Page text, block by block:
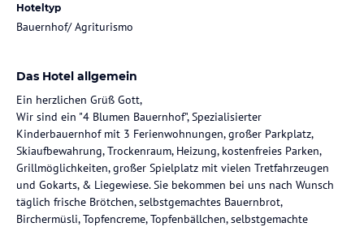
Hoteltyp
Bauernhof/ Agriturismo
Das Hotel allgemein
Ein herzlichen Grüß Gott,
Wir sind ein "4 Blumen Bauernhof", Spezialisierter
Kinderbauernhof mit 3 Ferienwohnungen, großer Parkplatz,
Skiaufbewahrung, Trockenraum, Heizung, kostenfreies Parken,
Grillmöglichkeiten, großer Spielplatz mit vielen Tretfahrzeugen
und Gokarts, & Liegewiese. Sie bekommen bei uns nach Wunsch
täglich frische Brötchen, selbstgemachtes Bauernbrot,
Birchermüsli, Topfencreme, Topfenbällchen, selbstgemachte